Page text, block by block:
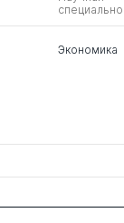
Экономика